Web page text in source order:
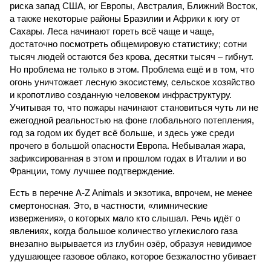
риска запад США, юг Европы, Австралия, Ближний Восток,
а также некоторые районы Бразилии и Африки к югу от
Сахары. Леса начинают гореть всё чаще и чаще,
достаточно посмотреть общемировую статистику; сотни
тысяч людей остаются без крова, десятки тысяч – гибнут.
Но проблема не только в этом. Проблема ещё и в том, что
огонь уничтожает лесную экосистему, сельское хозяйство
и кропотливо созданную человеком инфраструктуру.
Учитывая то, что пожары начинают становиться чуть ли не
ежегодной реальностью на фоне глобального потепления,
год за годом их будет всё больше, и здесь уже среди
прочего в большой опасности Европа. Небывалая жара,
зафиксированная в этом и прошлом годах в Италии и во
Франции, тому лучшее подтверждение.
Есть в перечне A-Z Animals и экзотика, впрочем, не менее
смертоносная. Это, в частности, «лимнические
извержения», о которых мало кто слышал. Речь идёт о
явлениях, когда большое количество углекислого газа
внезапно вырывается из глубин озёр, образуя невидимое
удушающее газовое облако, которое безжалостно убивает